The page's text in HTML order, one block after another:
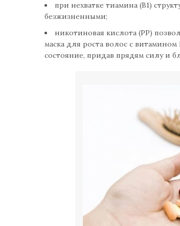
при нехватке тиамина (В1)
безжизненными;
никотиновая кислота (РР)
маска для роста волос с
состояние, придав прядям силу и